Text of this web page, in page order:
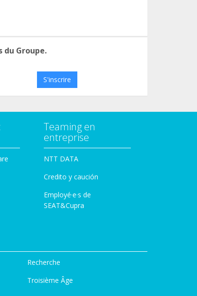
du Groupe.
S'inscrire
Teaming en
entreprise
NTT DATA
Credito y caución
Employé·e·s de
SEAT&Cupra
Recherche
Troisième Âge